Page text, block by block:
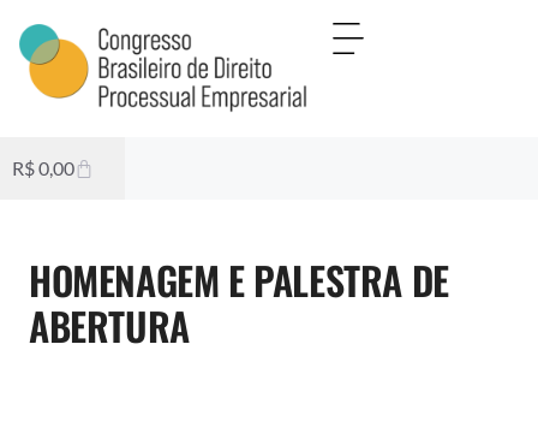
R$0,00
HOMENAGEM E PALESTRA DE
ABERTURA